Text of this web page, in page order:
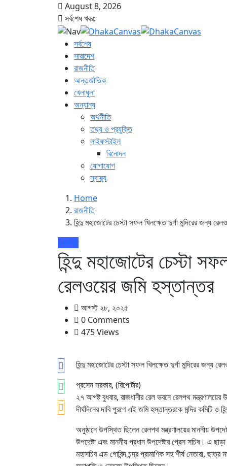
August 8, 2026
সর্বশেষ খবর:
সর্বশেষ
সারাদেশ
রাজনীতি
আন্তর্জাতিক
খেলাধুলা
অন্যান্য
অর্থনীতি
তথ্য ও প্রযুক্তি
লাইফস্টাইল
বিনোদন
যোগাযোগ
স্বাস্থ্য
Home
রাজনীতি
হিন্দু মহাজোটের চেস্টা সফল খিলক্ষেত দুর্গা মন্দিরের জন্য
রাজনীতি
হিন্দু মহাজোটের চেস্টা
রেলওয়ের জমি হস্তান্তর
আগস্ট ২৮, ২০২৫
0 Comments
475 Views
হিন্দু মহাজোটের চেস্টা সফল খিলক্ষেত দুর্গা মন্দিরের জন্য
প্রসেন সরকার, (রিপোর্টার)
২৭ আগষ্ট বুধবার, রাজধানীর রেল ভবনে রেলপথ
দীর্ঘদিনের দাবি পূরণে এই জমি হস্তান্তরকে মন্দির কমিটি
অনুষ্ঠানে উপস্থিত ছিলেন রেলপথ মন্ত্রণালয়ের মাননীয়
উপদেষ্টা এবং মাননীয় প্রধান উপদেষ্টার প্রেস সচিব। এ
মহাসচিব এড গোবিন্দ চন্দ্র প্রামাণিক সহ শীর্ষ নেতারা,